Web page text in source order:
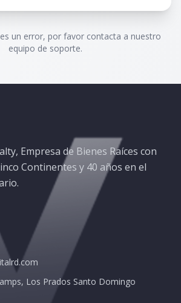
un error, por favor contacta a nuestro
equipo de soporte.
Empresa de Bienes Raíces con
Continentes y 40 años en el
Los Prados Santo Domingo